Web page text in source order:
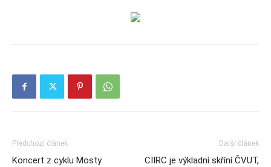
Předchozí článek
Koncert z cyklu Mosty
Další článek
CIIRC je výkladní skříní ČVUT,